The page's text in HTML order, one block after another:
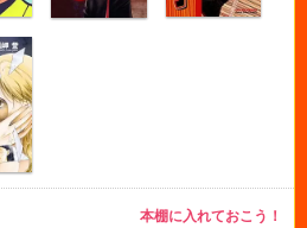
本棚に入れておこう！